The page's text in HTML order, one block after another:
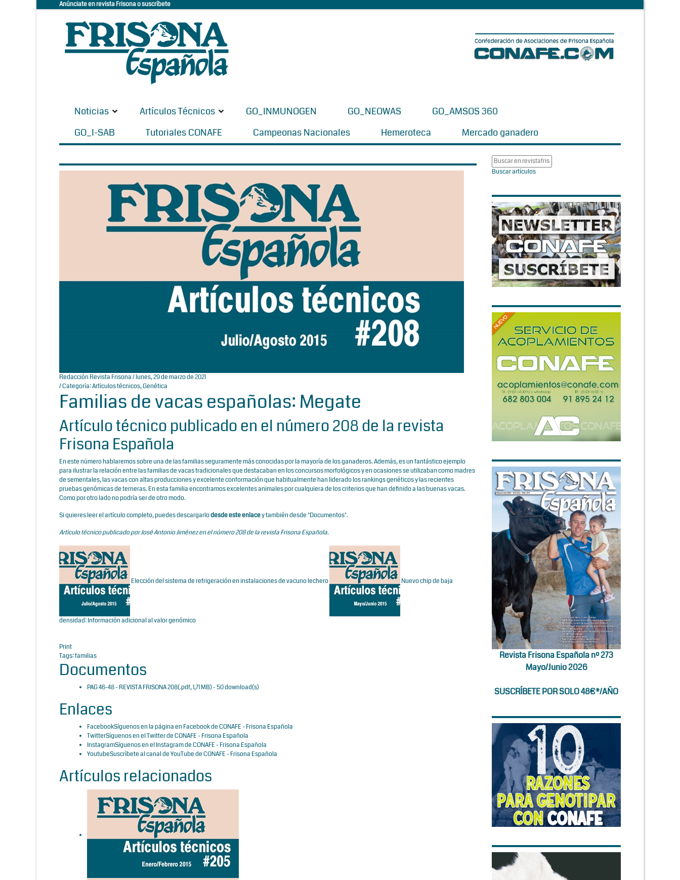
Anúnciate en revista Frisona o suscríbete
Noticias Artículos Técnicos GO_INMUNOGEN GO_NEOWAS
GO_AMSOS 360
GO_I-SAB
Tutoriales CONAFE Campeonas Nacionales Hemeroteca Mercado ganadero
Redacción Revista Frisona/ lunes, 29 de marzo de 2021
/ Categoría:Artículos técnicos,Genética
Familias de vacas españolas: Megate
Artículo técnico publicado en el número 208 de la revista
Frisona Española
En este número hablaremos sobre una de las familias seguramente más conocidas por la mayoría de los ganaderos. Además, es un fantástico ejemplo
para ilustrar la relación entre las familias de vacas tradicionales que destacaban en los concursos morfológicos y en ocasiones se utilizaban como madres
de sementales, las vacas con altas producciones y excelente conformación que habitualmente han liderado los rankings genéticos y las recientes
pruebas genómicas de terneras. En esta familia encontramos excelentes animales por cualquiera de los criterios que han definido a las buenas vacas.
Como por otro lado no podría ser de otro modo.
Si quieres leer el artículo completo, puedes descargarlodesde este enlacey también desde "Documentos".
Artículo técnico publicado por José Antonio Jiménez en el número 208 de la revista Frisona Española.
Elección del sistema de refrigeración en instalaciones de vacuno lechero Nuevo chip de baja
densidad: Información adicional al valor genómico
Print
Tags:familias
Documentos
PAG 46-48 - REVISTA FRISONA 208(.pdf,1,71 MB) - 50 download(s)
Enlaces
FacebookSíguenos en la página en Facebook de CONAFE - Frisona Española
TwitterSíguenos en el Twitter de CONAFE - Frisona Española
InstagramSíguenos en el Instagram de CONAFE - Frisona Española
YoutubeSuscríbete al canal de YouTube de CONAFE - Frisona Española
Artículos relacionados
Buscar artículos
Revista Frisona Española nº 273
Mayo/Junio 2026
SUSCRÍBETE POR SOLO 48€*/AÑO